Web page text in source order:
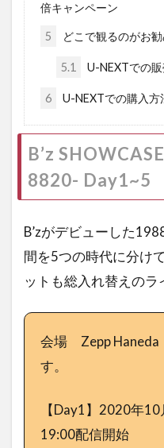
倍キャンペーン
5 どこで観るのがお勧
5.1 U-NEXTでの
6 U-NEXTでの購入方
B’z
8820- Day1~5
B’zがデビューした
間を5つの時代に分け
ットも総入れ替えのラ
会場 Zepp Haneda
す。
【Day1】2020年
19:00配信開始